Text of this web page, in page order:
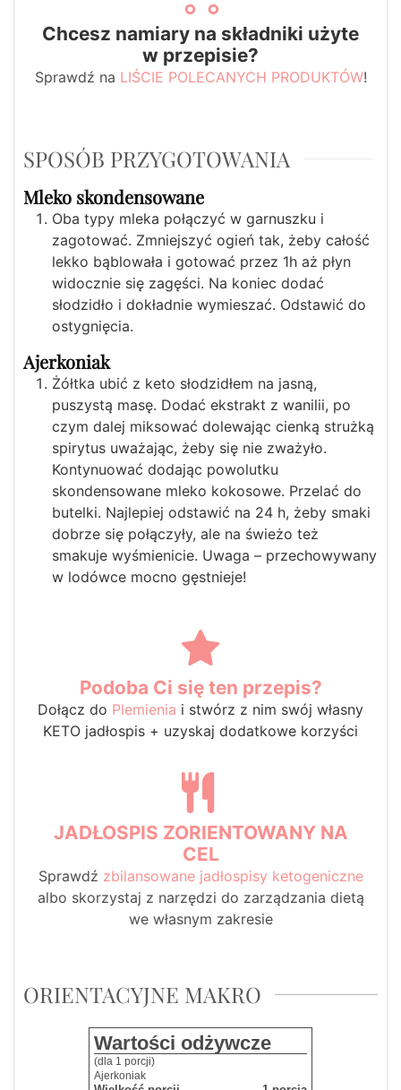
Chcesz namiary na składniki użyte
w przepisie?
Sprawdź na LIŚCIE POLECANYCH PRODUKTÓW!
SPOSÓB PRZYGOTOWANIA
Mleko skondensowane
Oba typy mleka połączyć w garnuszku i
zagotować. Zmniejszyć ogień tak, żeby całość
lekko bąblowała i gotować przez 1h aż płyn
widocznie się zagęści. Na koniec dodać
słodzidło i dokładnie wymieszać. Odstawić do
ostygnięcia.
Ajerkoniak
Żółtka ubić z keto słodzidłem na jasną,
puszystą masę. Dodać ekstrakt z wanilii, po
czym dalej miksować dolewając cienką strużką
spirytus uważając, żeby się nie zważyło.
Kontynuować dodając powolutku
skondensowane mleko kokosowe. Przelać do
butelki. Najlepiej odstawić na 24 h, żeby smaki
dobrze się połączyły, ale na świeżo też
smakuje wyśmienicie. Uwaga – przechowywany
w lodówce mocno gęstnieje!
Podoba Ci się ten przepis?
Dołącz do Plemienia i stwórz z nim swój własny
KETO jadłospis + uzyskaj dodatkowe korzyści
JADŁOSPIS ZORIENTOWANY NA
CEL
Sprawdź zbilansowane jadłospisy ketogeniczne
albo skorzystaj z narzędzi do zarządzania dietą
we własnym zakresie
ORIENTACYJNE MAKRO
Wartości odżywcze
(dla 1 porcji)
Ajerkoniak